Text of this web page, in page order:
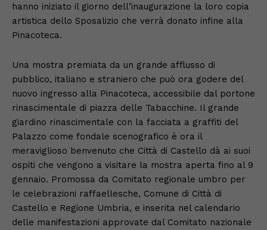
hanno iniziato il giorno dell’inaugurazione la loro copia
artistica dello Sposalizio che verrà donato infine alla
Pinacoteca.
Una mostra premiata da un grande afflusso di
pubblico, italiano e straniero che può ora godere del
nuovo ingresso alla Pinacoteca, accessibile dal portone
rinascimentale di piazza delle Tabacchine. Il grande
giardino rinascimentale con la facciata a graffiti del
Palazzo come fondale scenografico è ora il
meraviglioso benvenuto che Città di Castello dà ai suoi
ospiti che vengono a visitare la mostra aperta fino al 9
gennaio. Promossa da Comitato regionale umbro per
le celebrazioni raffaellesche, Comune di Città di
Castello e Regione Umbria, e inserita nel calendario
delle manifestazioni approvate dal Comitato nazionale